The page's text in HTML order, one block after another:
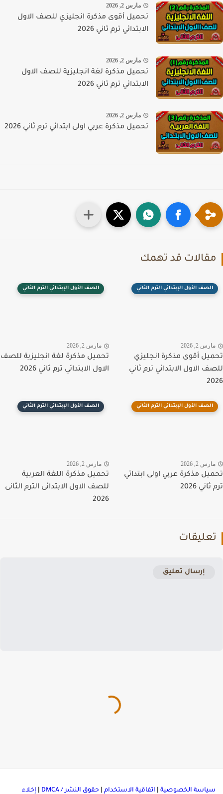
مارس 2, 2026
تحميل أقوى مذكرة انجليزي للصف الاول
الابتدائي ترم ثاني 2026
مارس 2, 2026
تحميل مذكرة لغة انجليزية للصف الاول
الابتدائي ترم ثاني 2026
مارس 2, 2026
تحميل مذكرة عربي اولى ابتدائي ترم ثاني 2026
قد تهمك
الصف الأول الإبتدائي الترم الثاني
2, 2026
أقوى مذكرة انجليزي
الاول الابتدائي ترم ثاني
الصف الأول الإبتدائي الترم الثاني
مارس 2, 2026
تحميل مذكرة لغة انجليزية للصف
الاول الابتدائي ترم ثاني 2026
الصف الأول الإبتدائي الترم الثاني
2, 2026
مذكرة عربي اولى ابتدائي
2026
الصف الأول الإبتدائي الترم الثاني
مارس 2, 2026
تحميل مذكرة اللغة العربية
للصف الاول الابتدائى الترم الثانى
2026
إرسال تعليق
الخصوصية|اتفاقية الاستخدام|حقوق النشر / DMCA |إخلاء